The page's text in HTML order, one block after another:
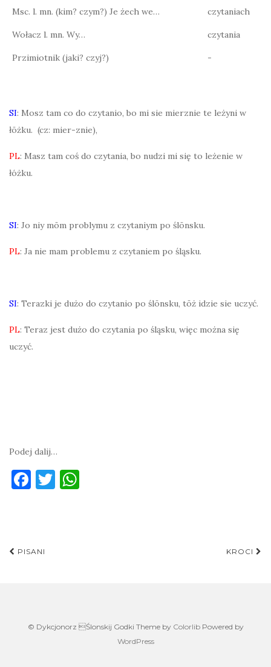
Msc. l. mn. (kim? czym?) Je żech we… czytaniach
Wołacz l. mn. Wy… czytania
Przimiotnik (jaki? czyj?) -
SI: Mosz tam co do czytanio, bo mi sie mierznie te leżyni w
łōżku. (cz: mier-znie),
PL: Masz tam coś do czytania, bo nudzi mi się to leżenie w
łóżku.
SI: Jo niy mōm problymu z czytaniym po ślōnsku.
PL: Ja nie mam problemu z czytaniem po śląsku.
SI: Terazki je dużo do czytanio po ślōnsku, tōż idzie sie uczyć.
PL: Teraz jest dużo do czytania po śląsku, więc można się
uczyć.
Podej dalij…
F
b
T
Post
PISANI KROCI
© Dykcjonorz Ślonskij Godki Theme by ColorlibPowered by
WordPress